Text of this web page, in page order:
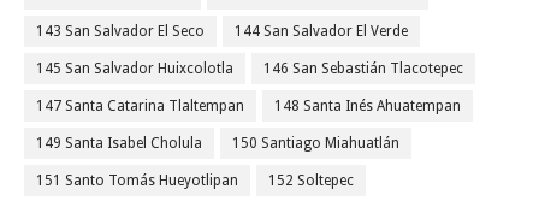
143 San Salvador El Seco 144 San Salvador El Verde
145 San Salvador Huixcolotla 146 San Sebastián Tlacotepec
147 Santa Catarina Tlaltempan 148 Santa Inés Ahuatempan
149 Santa Isabel Cholula 150 Santiago Miahuatlán
151 Santo Tomás Hueyotlipan 152 Soltepec